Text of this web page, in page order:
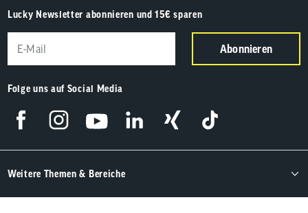
Lucky Newsletter abonnieren und 15€ sparen
Abonnieren
Folge uns auf Social Media
Weitere Themen & Bereiche